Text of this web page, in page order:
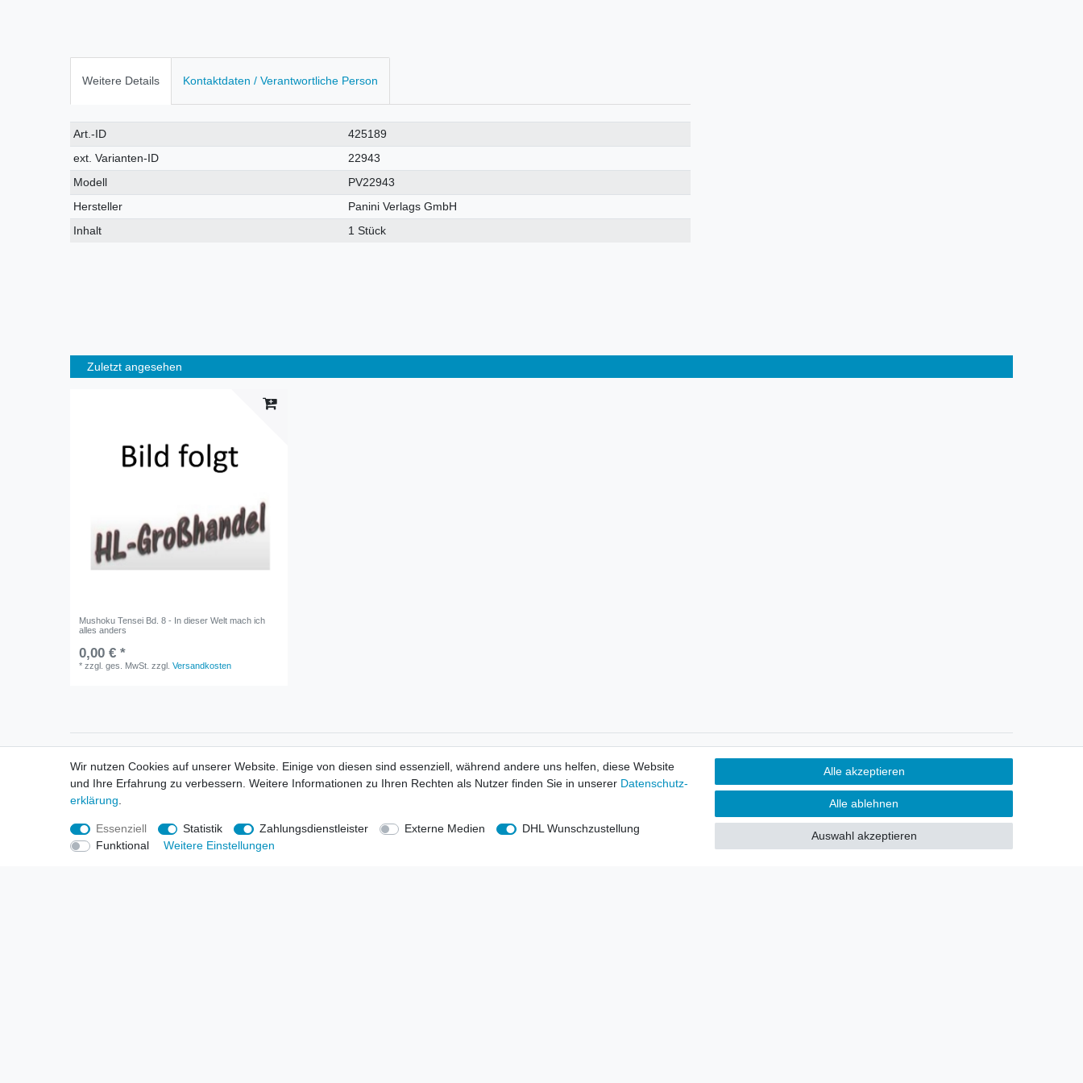
Weitere Details Kontaktdaten / Verantwortliche Person
Technisches
Merkmal
Wert
Art.-ID
425189
ext. Varianten-ID
22943
Modell
PV22943
Hersteller
Panini Verlags GmbH
Inhalt
1 Stück
Zuletzt angesehen
Mushoku Tensei Bd. 8 - In dieser Welt mach ich
alles anders
0,00 € *
*zzgl. ges. MwSt. zzgl.Versandkosten
Informationen
Neukunden / New Accounts
Zahlung
Versandkosten
Entsorgungs- & Umweltbestimmungen
Größentabellen
Informationen
Händlerbund - rechtssicher verkaufen
Produkt-Kataloge
Über uns
Wir versenden mit
Sie möchten über neu eingetroffene
Lagerware oder Neuheiten
allgemein informiert werden?
Wir nutzen Cookies auf unserer Website. Einige von diesen sind essenziell, während andere uns helfen, diese Website
und Ihre Erfahrung zu verbessern. Weitere Informationen zu Ihren Rechten als Nutzer finden Sie in unserer Daten­schutz­
erklärung
Essenziell Statistik Zahlungsdienstleister Externe Medien
DHL Wunschzustellung
Funktional
Weitere Einstellungen
Alle akzeptieren
Alle ablehnen
Auswahl akzeptieren